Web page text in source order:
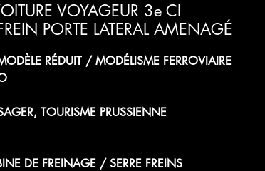
VOYAGEUR 3e Cl
PORTE LATERAL AMENAGÉ
RÉDUIT / MODÉLISME FERROVIAIRE
TOURISME PRUSSIENNE
DE FREINAGE / SERRE FREINS